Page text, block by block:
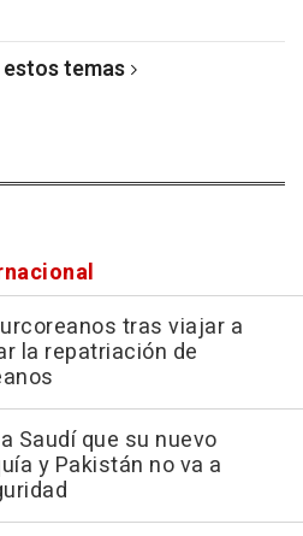
temas
tras viajar a
la repatriación de
Saudí que su nuevo
y Pakistán no va a